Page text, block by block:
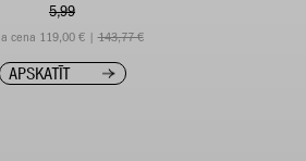
5,99
cena 119,00 € |143,77 €
APSKATĪT